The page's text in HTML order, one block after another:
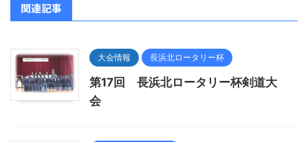
関連記事
大会情報 長浜北ロータリー杯
第17回 長浜北ロータリー杯剣道大
会